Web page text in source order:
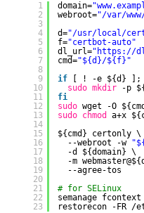
1
2
3
4
5
6
7
8
9
10
11
12
13
14
15
16
17
18
19
20
21
22
23
domain=
webroot="/var/
d="/usr/local/
f="certbot-auto"
dl_url="https://
cmd="${d}/${f}"
if
[ ! -e ${d}
sudo mkdir
-p
fi
sudo wget -O
sudo chmod
a+x
${cmd} certonly \
--webroot -w
-d ${domain} \
-m
--agree-tos
# for SELinux
semanage
restorecon -FR /